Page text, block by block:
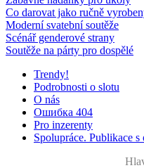
Co darovat jako ručně
Moderní svatební soutěže
Scénář genderové strany
Soutěže na párty pro dospělé
Trendy!
Podrobnosti o slotu
O nás
Ошибка 404
Pro inzerenty
Spolupráce. Publikace